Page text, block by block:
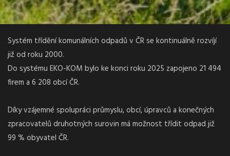
Systém třídění komunálních odpadů v ČR se kontinuálně rozvíjí
již od roku 2000.
Do systému EKO-KOM bylo ke konci roku 2025 zapojeno 21 494
firem a 6 208 obcí ČR.
Díky vzájemné spolupráci průmyslu, obcí, úpravců a konečných
zpracovatelů druhotných surovin má možnost třídit odpad již
99 % obyvatel ČR.